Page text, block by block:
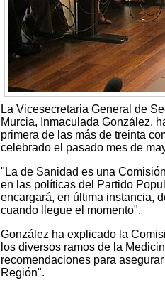
La Vicesecretaria General de
Murcia, Inmaculada González,
primera de las más de treinta
celebrado el pasado mes de
"La de Sanidad es una
en las políticas del Partido
encargará, en última instancia,
cuando llegue el momento".
González ha explicado la
los diversos ramos de la
recomendaciones para
Región".